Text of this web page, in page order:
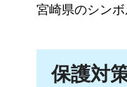
宮崎県のシン
保護対